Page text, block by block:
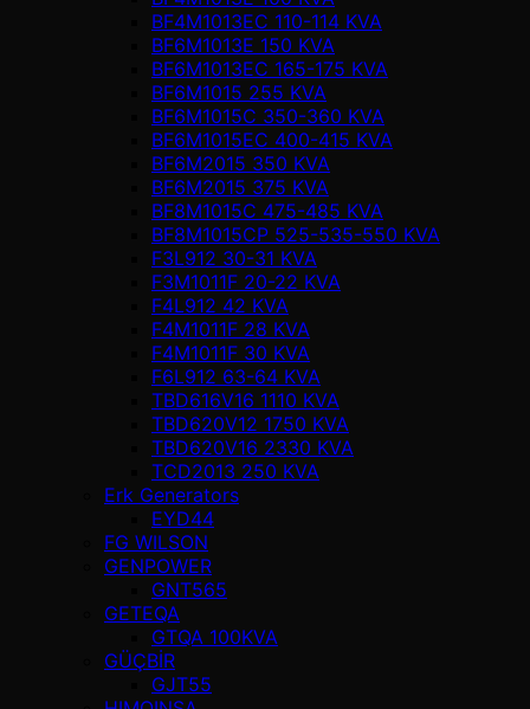
BF4M1013EC 110-114 KVA
BF6M1013E 150 KVA
BF6M1013EC 165-175 KVA
BF6M1015 255 KVA
BF6M1015C 350-360 KVA
BF6M1015EC 400-415 KVA
BF6M2015 350 KVA
BF6M2015 375 KVA
BF8M1015C 475-485 KVA
BF8M1015CP 525-535-550 KVA
F3L912 30-31 KVA
F3M1011F 20-22 KVA
F4L912 42 KVA
F4M1011F 28 KVA
F4M1011F 30 KVA
F6L912 63-64 KVA
TBD616V16 1110 KVA
TBD620V12 1750 KVA
TBD620V16 2330 KVA
TCD2013 250 KVA
Erk Generators
EYD44
FG WILSON
GENPOWER
GNT565
GETEQA
GTQA 100KVA
GÜÇBİR
GJT55